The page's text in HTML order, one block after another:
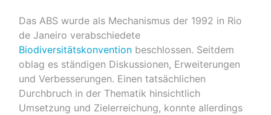
Das ABS wurde als Mechanismus der 1992 in Rio
de Janeiro verabschiedete
Biodiversitätskonvention beschlossen. Seitdem
oblag es ständigen Diskussionen, Erweiterungen
und Verbesserungen. Einen tatsächlichen
Durchbruch in der Thematik hinsichtlich
Umsetzung und Zielerreichung, konnte allerdings